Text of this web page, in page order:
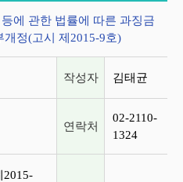
에 관한 법률에 따른 과징금
개정(고시 제2015-9호)
작성자 김태균
연락처
02-2110-
1324
2015-